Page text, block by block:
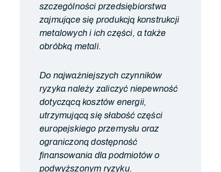
szczególności przedsiębiorstwa
zajmujące się produkcją konstrukcji
metalowych i ich części, a także
obróbką metali.
Do najważniejszych czynników
ryzyka należy zaliczyć niepewność
dotyczącą kosztów energii,
utrzymującą się słabość części
europejskiego przemysłu oraz
ograniczoną dostępność
finansowania dla podmiotów o
podwyższonym ryzyku.